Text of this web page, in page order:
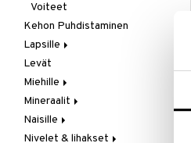
Silmät
Voiteet
Kehon Puhdistaminen
Lapsille
Ihonhoito
Rasvahapot
Vitamiinit &mineraalit
Levät
Miehille
Eturauhanen
Muut
Ravintolisät
Mineraalit
Kalsium
Kromi
Naisille
Luusto
Nivelet & lihakset